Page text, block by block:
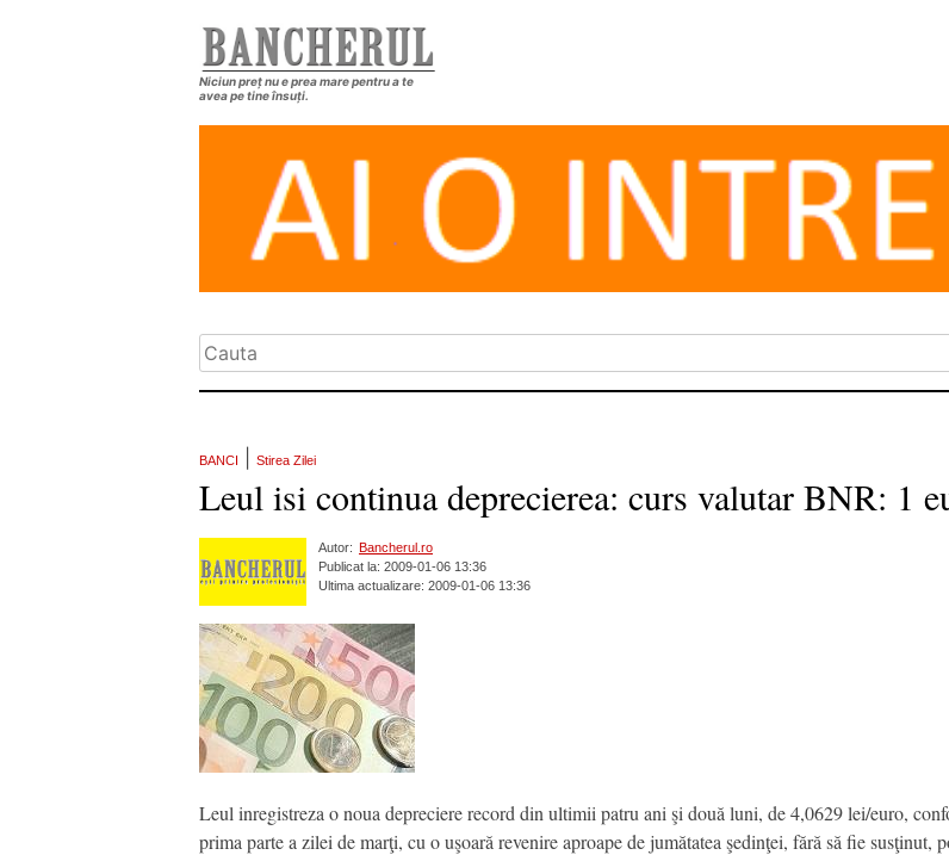
Niciun preț nu e prea mare pentru a te
avea pe tine însuți.
BANCI Stirea Zilei
Leul isi continua deprecierea: curs valutar BNR: 1
Autor:
Bancherul.ro
Publicat la: 2009-01-06 13:36
Ultima actualizare: 2009-01-06 13:36
Leul inregistreza o noua depreciere record din ultimii patru ani şi două luni, de 4,0629 lei/euro,
prima parte a zilei de marţi, cu o uşoară revenire aproape de jumătatea şedinţei, fără să fie